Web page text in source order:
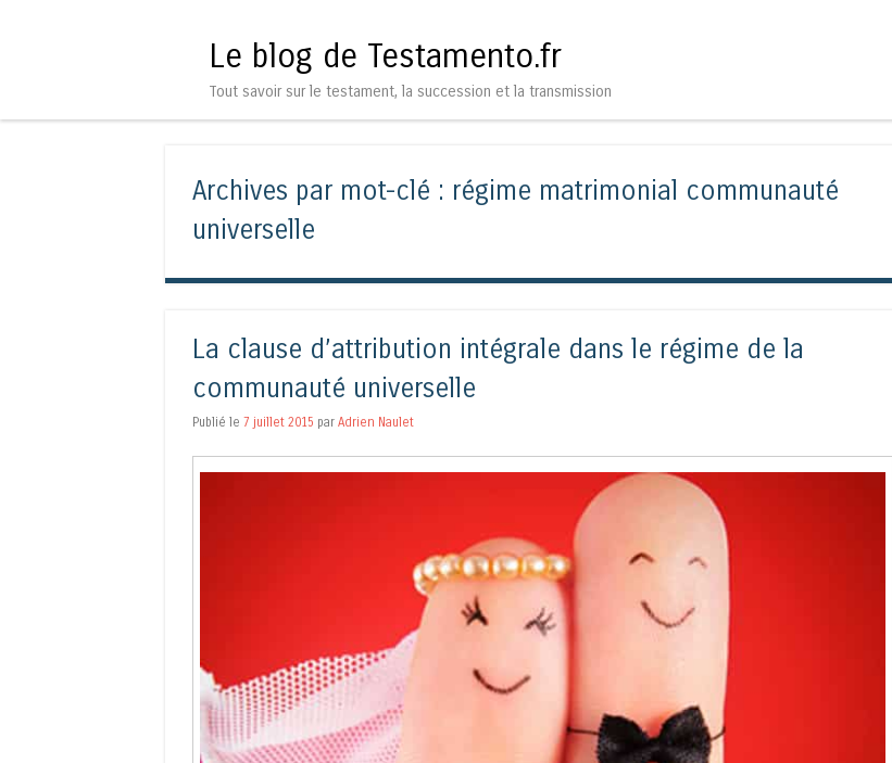
Le blog de Testamento.fr
Tout savoir sur le testament, la succession et la transmission
Archives par mot-clé : régime matrimonial communauté
universelle
La clause d’attribution intégrale dans le régime de la
communauté universelle
Publié le 7 juillet 2015 par Adrien Naulet